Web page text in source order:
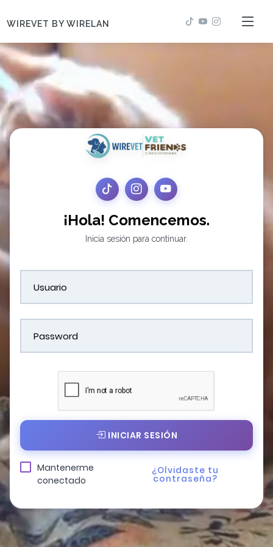
WIREVET BY WIRELAN
¡Hola! Comencemos.
Inicia sesión para continuar.
INICIAR SESIÓN
Mantenerme
conectado
¿Olvidaste tu
contraseña?